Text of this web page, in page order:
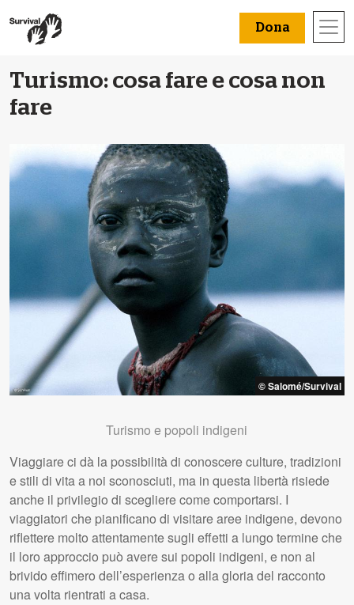
Dona
Turismo: cosa fare e cosa non
fare
© Salomé/Survival
Turismo e popoli indigeni
Viaggiare ci dà la possibilità di conoscere culture, tradizioni
e stili di vita a noi sconosciuti, ma in questa libertà risiede
anche il privilegio di scegliere come comportarsi. I
viaggiatori che pianificano di visitare aree indigene, devono
riflettere molto attentamente sugli effetti a lungo termine che
il loro approccio può avere sui popoli indigeni, e non al
brivido effimero dell’esperienza o alla gloria del racconto
una volta rientrati a casa.